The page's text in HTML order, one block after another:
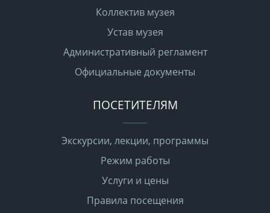
Коллектив музея
Устав музея
Административный регламент
Официальные документы
ПОСЕТИТЕЛЯМ
Экскурсии, лекции, программы
Режим работы
Услуги и цены
Правила посещения